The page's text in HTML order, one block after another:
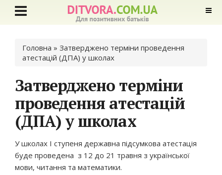
Ви є тут
Головна » Затверджено терміни проведення
атестацій (ДПА) у школах
Затверджено терміни
проведення атестацій
(ДПА) у школах
У школах І ступеня державна підсумкова атестація
буде проведена з 12 до 21 травня з української
мови, читання та математики.